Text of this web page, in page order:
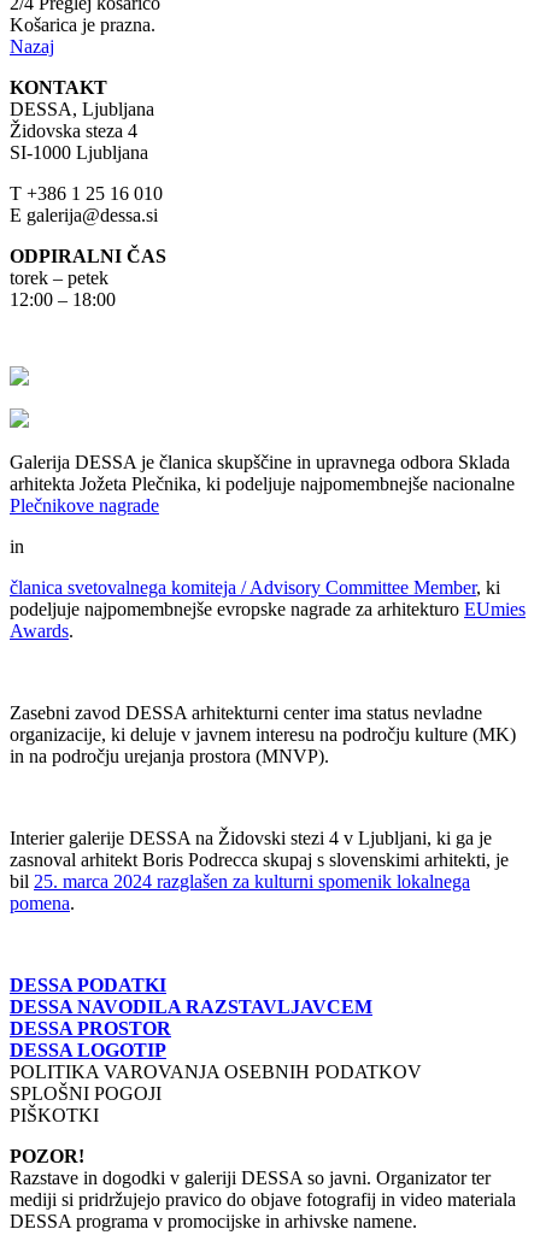
Košarica je prazna.
Nazaj
KONTAKT
DESSA, Ljubljana
Židovska steza 4
SI-1000 Ljubljana
T +386 1 25 16 010
E galerija@dessa.si
ODPIRALNI ČAS
torek – petek
12:00 – 18:00
Galerija DESSA je članica skupščine in upravnega odbora Sklada
arhitekta Jožeta Plečnika, ki podeljuje najpomembnejše nacionalne
Plečnikove nagrade
in
članica svetovalnega komiteja / Advisory Committee Member, ki
podeljuje najpomembnejše evropske nagrade za arhitekturo EUmies
Awards.
Zasebni zavod DESSA arhitekturni center ima status nevladne
organizacije, ki deluje v javnem interesu na področju kulture (MK)
in na področju urejanja prostora (MNVP).
Interier galerije DESSA na Židovski stezi 4 v Ljubljani, ki ga je
zasnoval arhitekt Boris Podrecca skupaj s slovenskimi arhitekti, je
bil 25. marca 2024 razglašen za kulturni spomenik lokalnega
pomena.
DESSA PODATKI
DESSA NAVODILA RAZSTAVLJAVCEM
DESSA PROSTOR
DESSA LOGOTIP
POLITIKA VAROVANJA OSEBNIH PODATKOV
SPLOŠNI POGOJI
PIŠKOTKI
POZOR!
Razstave in dogodki v galeriji DESSA so javni. Organizator ter
mediji si pridržujejo pravico do objave fotografij in video materiala
DESSA programa v promocijske in arhivske namene.